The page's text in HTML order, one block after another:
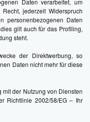
Daten verarbeitet, um
jederzeit Widerspruch
personenbezogenen Daten
gilt auch für das Profiling,
steht.
der Direktwerbung, so
Daten nicht mehr für diese
der Nutzung von Diensten
Richtlinie 2002/58/EG – Ihr